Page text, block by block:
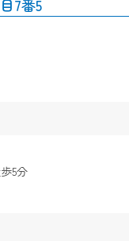
7番5
5分